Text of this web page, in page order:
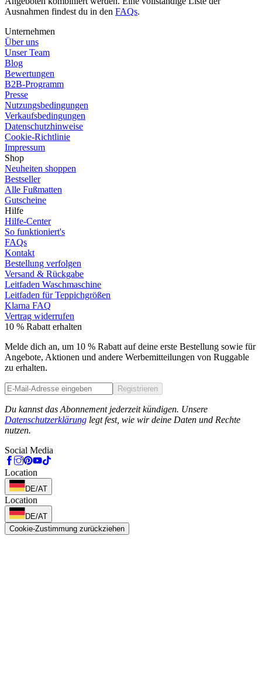
Ausnahmen findest du in den FAQs.
Unternehmen
Über uns
Unser Team
Blog
Bewertungen
B2B-Programm
Presse
Nutzungsbedingungen
Verkaufsbedingungen
Datenschutzhinweise
Cookie-Richtlinie
Impressum
Shop
Neuheiten shoppen
Bestseller
Alle Fußmatten
Gutscheine
Hilfe
Hilfe-Center
So funktioniert's
FAQs
Kontakt
Bestellung verfolgen
Versand & Rückgabe
Leitfaden Waschmaschine
Leitfaden für Teppichgrößen
Klarna FAQ
Vertrag widerrufen
10 % Rabatt erhalten
Melde dich an, um 10 % Rabatt auf deine erste Bestellung sowie für
Angebote, Aktionen und andere Werbemitteilungen von Ruggable
zu erhalten.
Registrieren
Du kannst das Abonnement jederzeit kündigen. Unsere
Datenschutzerklärung legt fest, wie wir deine Daten und Rechte
nutzen.
Social Media
Location
DE/AT
Location
DE/AT
Cookie-Zustimmung zurückziehen